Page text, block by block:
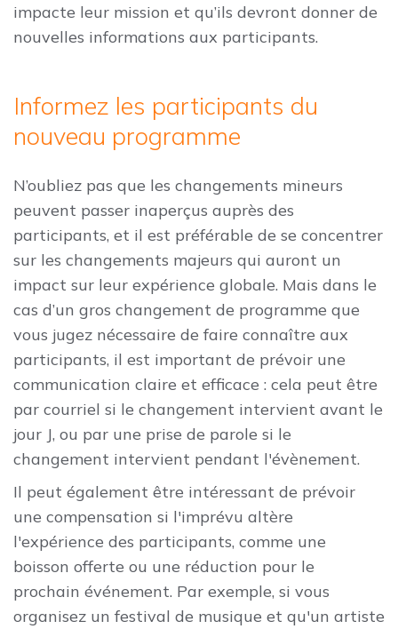
impacte leur mission et qu’ils devront donner de
nouvelles informations aux participants.
Informez les participants du
nouveau programme
N’oubliez pas que les changements mineurs
peuvent passer inaperçus auprès des
participants, et il est préférable de se concentrer
sur les changements majeurs qui auront un
impact sur leur expérience globale. Mais dans le
cas d’un gros changement de programme que
vous jugez nécessaire de faire connaître aux
participants, il est important de prévoir une
communication claire et efficace : cela peut être
par courriel si le changement intervient avant le
jour J, ou par une prise de parole si le
changement intervient pendant l'évènement.
Il peut également être intéressant de prévoir
une compensation si l'imprévu altère
l'expérience des participants, comme une
boisson offerte ou une réduction pour le
prochain événement. Par exemple, si vous
organisez un festival de musique et qu'un artiste